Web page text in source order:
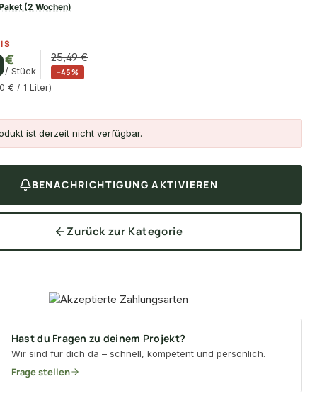
(2 Wochen)
€
/ Stück
25,49 €
−45 %
€ / 1 Liter)
ist derzeit nicht verfügbar.
BENACHRICHTIGUNG AKTIVIEREN
Zurück zur Kategorie
Hast du Fragen zu deinem Projekt?
Wir sind für dich da – schnell, kompetent und persönlich.
Frage stellen